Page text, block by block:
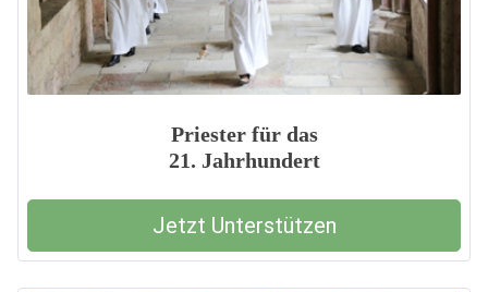
Priester für das
21. Jahrhundert
Jetzt Unterstützen